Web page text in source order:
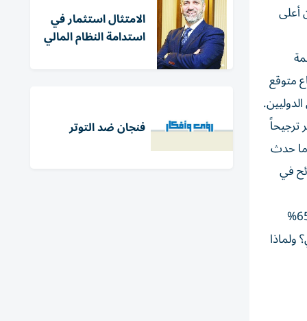
5.2 مليون طن في عام 2023. وستكون أعلى
متوقع
ترجيحاً
ما حدث
في
ووفقاً لمركز الأبحاث «إيه زد غلوبال»، يعاني قطاع معالجة الألمنيوم في الصين فائض الطاقة، مع معدلات استخدام تقل عادة عن 65%
ولماذا
الامتثال استثمار في
استدامة النظام المالي
فنجان ضد التوتر